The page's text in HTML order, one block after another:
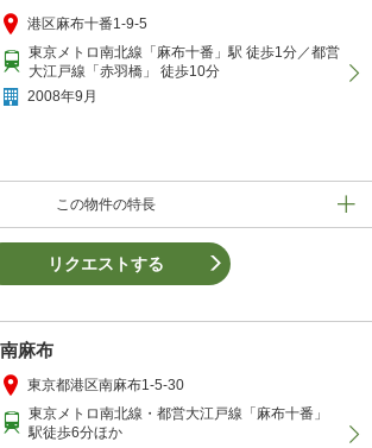
この物件の特長
港区麻布十番1-9-5
東京メトロ南北線「麻布十番」駅 徒歩1分／都営
大江戸線「赤羽橋」 徒歩10分
2008年9月
リクエストする
麻布
東京都港区南麻布1-5-30
東京メトロ南北線・都営大江戸線「麻布十番」
駅徒歩6分ほか